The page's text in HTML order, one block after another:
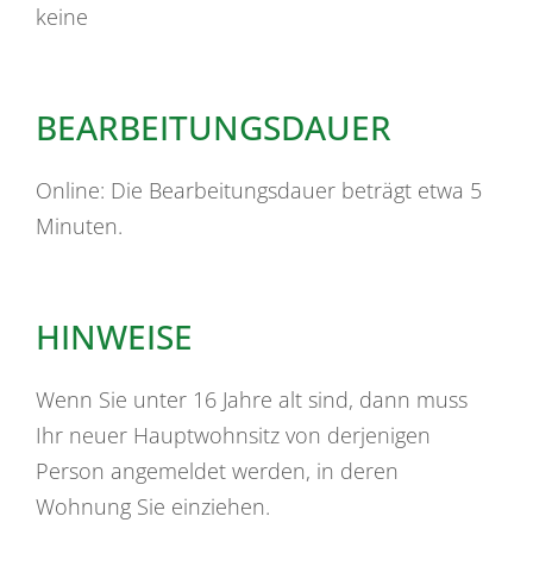
keine
BEARBEITUNGSDAUER
Online: Die Bearbeitungsdauer beträgt etwa 5
Minuten.
HINWEISE
Wenn Sie unter 16 Jahre alt sind, dann muss
Ihr neuer Hauptwohnsitz von derjenigen
Person angemeldet werden, in deren
Wohnung Sie einziehen.